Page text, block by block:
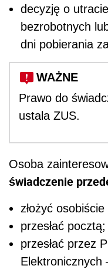
decyzję o
bezrobotnych
dni pobierania
WAŻNE
Prawo do
ustala ZUS.
Osoba
świadczenie
złożyć
przesłać pocztą;
przesłać przez
Elektronicznych